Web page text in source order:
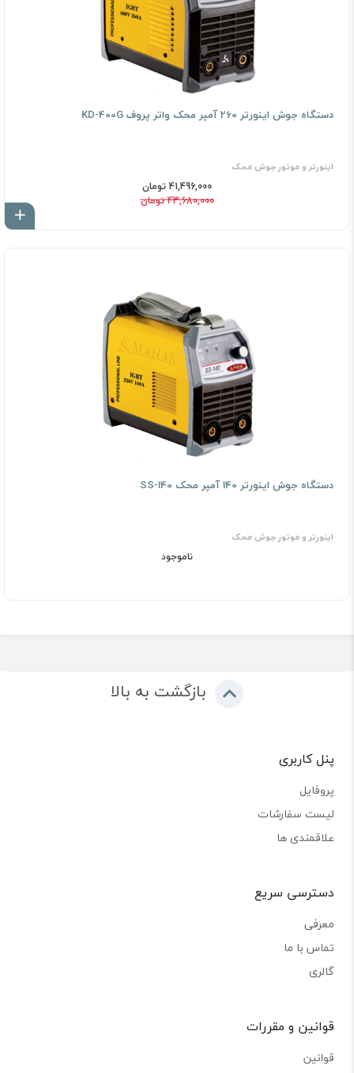
دستگاه جوش اینورتر 260 آمپر محک واتر پروف KD-400G
اینورتر و موتور جوش محک
41,496,000 تومان
43,680,000 تومان
دستگاه جوش اینورتر 140 آمپر محک SS-140
اینورتر و موتور جوش محک
ناموجود
بازگشت به بالا
پنل کاربری
پروفایل
لیست سفارشات
علاقمندی ها
دسترسی سریع
معرفی
تماس با ما
گالری
قوانین و مقررات
قوانین